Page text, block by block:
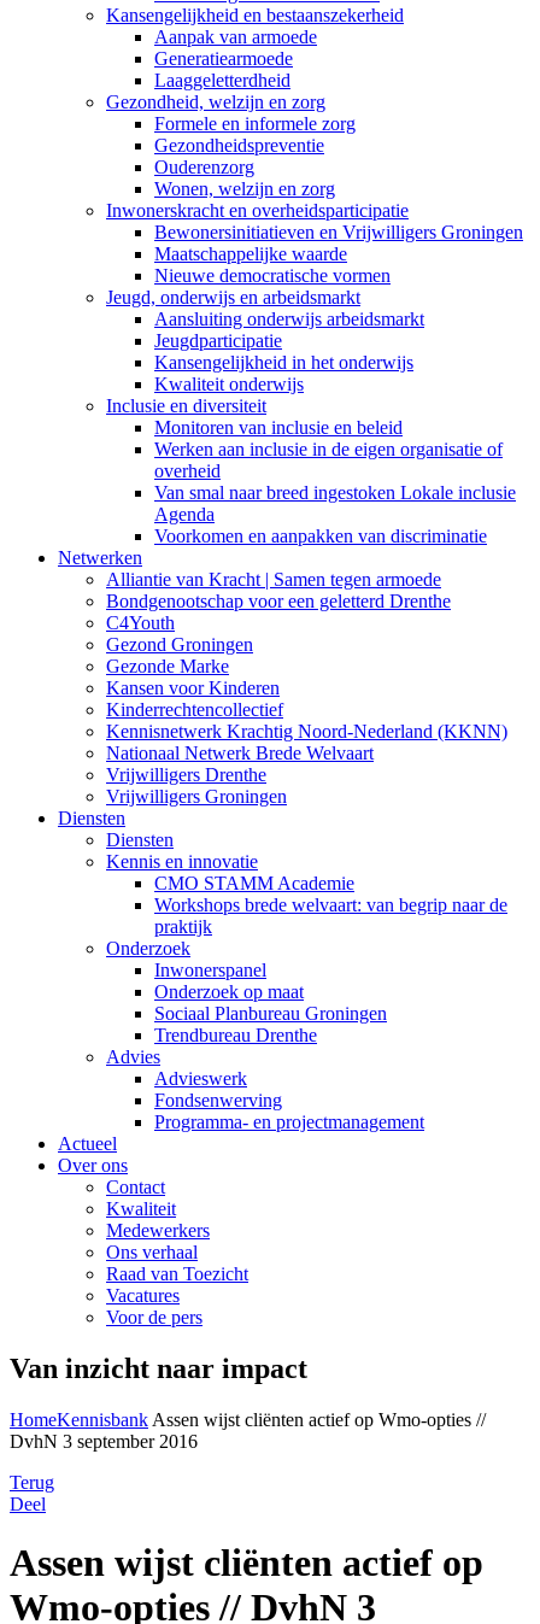
Kansengelijkheid en bestaanszekerheid
Aanpak van armoede
Generatiearmoede
Laaggeletterdheid
Gezondheid, welzijn en zorg
Formele en informele zorg
Gezondheidspreventie
Ouderenzorg
Wonen, welzijn en zorg
Inwonerskracht en overheidsparticipatie
Bewonersinitiatieven en Vrijwilligers Groningen
Maatschappelijke waarde
Nieuwe democratische vormen
Jeugd, onderwijs en arbeidsmarkt
Aansluiting onderwijs arbeidsmarkt
Jeugdparticipatie
Kansengelijkheid in het onderwijs
Kwaliteit onderwijs
Inclusie en diversiteit
Monitoren van inclusie en beleid
Werken aan inclusie in de eigen organisatie of
overheid
Van smal naar breed ingestoken Lokale inclusie
Agenda
Voorkomen en aanpakken van discriminatie
Netwerken
Alliantie van Kracht | Samen tegen armoede
Bondgenootschap voor een geletterd Drenthe
C4Youth
Gezond Groningen
Gezonde Marke
Kansen voor Kinderen
Kinderrechtencollectief
Kennisnetwerk Krachtig Noord-Nederland (KKNN)
Nationaal Netwerk Brede Welvaart
Vrijwilligers Drenthe
Vrijwilligers Groningen
Diensten
Diensten
Kennis en innovatie
CMO STAMM Academie
Workshops brede welvaart: van begrip naar de
praktijk
Onderzoek
Inwonerspanel
Onderzoek op maat
Sociaal Planbureau Groningen
Trendbureau Drenthe
Advies
Advieswerk
Fondsenwerving
Programma- en projectmanagement
Actueel
Over ons
Contact
Kwaliteit
Medewerkers
Ons verhaal
Raad van Toezicht
Vacatures
Voor de pers
Van inzicht naar impact
HomeKennisbank Assen wijst cliënten actief op Wmo-opties //
DvhN 3 september 2016
Terug
Deel
Assen wijst cliënten actief op
Wmo-opties // DvhN 3